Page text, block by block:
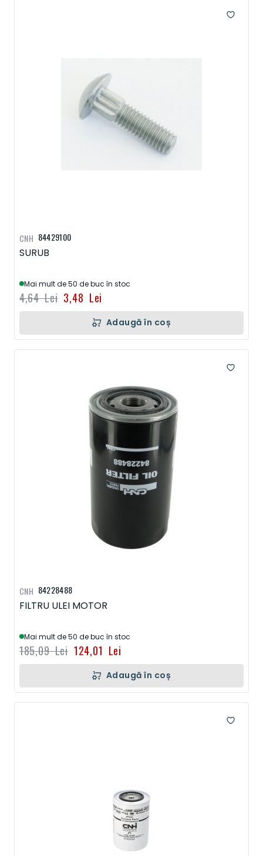
84429100
SURUB
Mai mult de 50 de buc în stoc
3,48 Lei
4,64 Lei
CNH
Adaugă în coș
84228488
FILTRU ULEI MOTOR
Mai mult de 50 de buc în stoc
124,01 Lei
185,09 Lei
CNH
Adaugă în coș